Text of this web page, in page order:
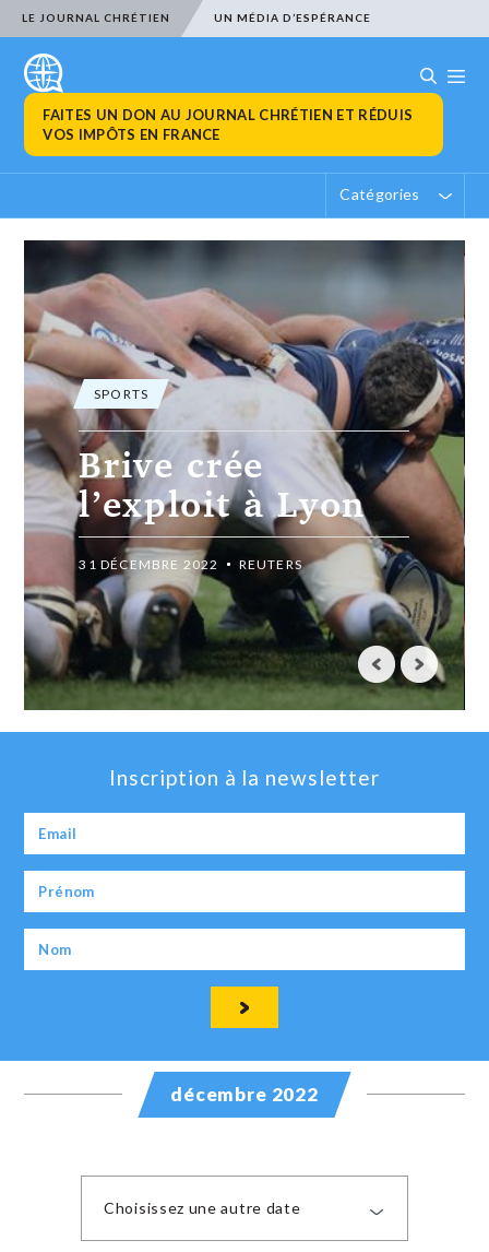
LE JOURNAL CHRÉTIEN UN MÉDIA D’ESPÉRANCE
FAITES UN DON AU JOURNAL CHRÉTIEN ET RÉDUIS
VOS IMPÔTS EN FRANCE
Catégories
SPORTS
Brive crée
l’exploit à Lyon
31 DÉCEMBRE 2022 REUTERS
Inscription à la newsletter
décembre 2022
Choisissez une autre date